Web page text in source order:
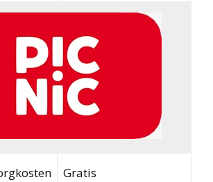
Gratis